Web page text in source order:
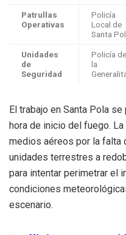
Patrullas
Operativas
Policía
Local de
Santa
Unidades
de
Seguridad
Policía de
la
El trabajo en Santa Pola
hora de inicio del fuego.
medios aéreos por la falta
unidades terrestres a
para intentar perimetrar el
condiciones
escenario.